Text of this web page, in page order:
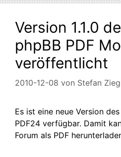
Version 1.1.0
phpBB PDF
veröffentlicht
2010-12-08 von Stefan
Es ist eine neue Version
PDF24 verfügbar. Damit
Forum als PDF